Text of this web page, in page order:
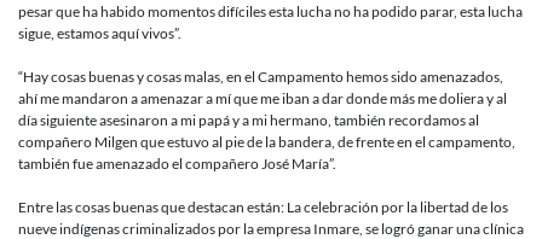
pesar que ha habido momentos difíciles esta lucha no ha podido parar, esta lucha
sigue, estamos aquí vivos”.
“Hay cosas buenas y cosas malas, en el Campamento hemos sido amenazados,
ahí me mandaron a amenazar a mí que me iban a dar donde más me doliera y al
día siguiente asesinaron a mi papá y a mi hermano, también recordamos al
compañero Milgen que estuvo al pie de la bandera, de frente en el campamento,
también fue amenazado el compañero José María”.
Entre las cosas buenas que destacan están: La celebración por la libertad de los
nueve indígenas criminalizados por la empresa Inmare, se logró ganar una clínica